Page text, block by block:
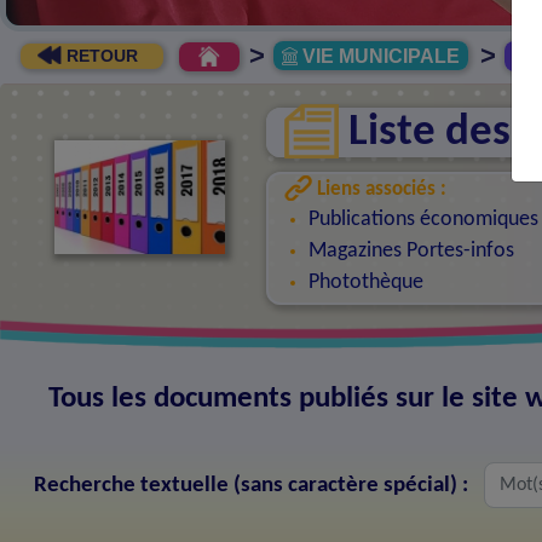
RETOUR > VIE MUNICIPALE >
Liste des
Liens associés :
Publications économiques
Magazines Portes-infos
Photothèque
Tous les documents publiés sur le site
Recherche textuelle (sans caractère spécial) :